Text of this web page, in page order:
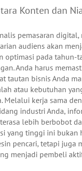
Konten dan
pemasaran digital,
audiens akan
optimasi pada tahun-
Anda harus
tautan bisnis Anda
atau kebutuhan
Melalui kerja sama
industri Anda,
lebih berbobot
yang tinggi ini bukan
pencari, tetapi juga
menjadi pembeli